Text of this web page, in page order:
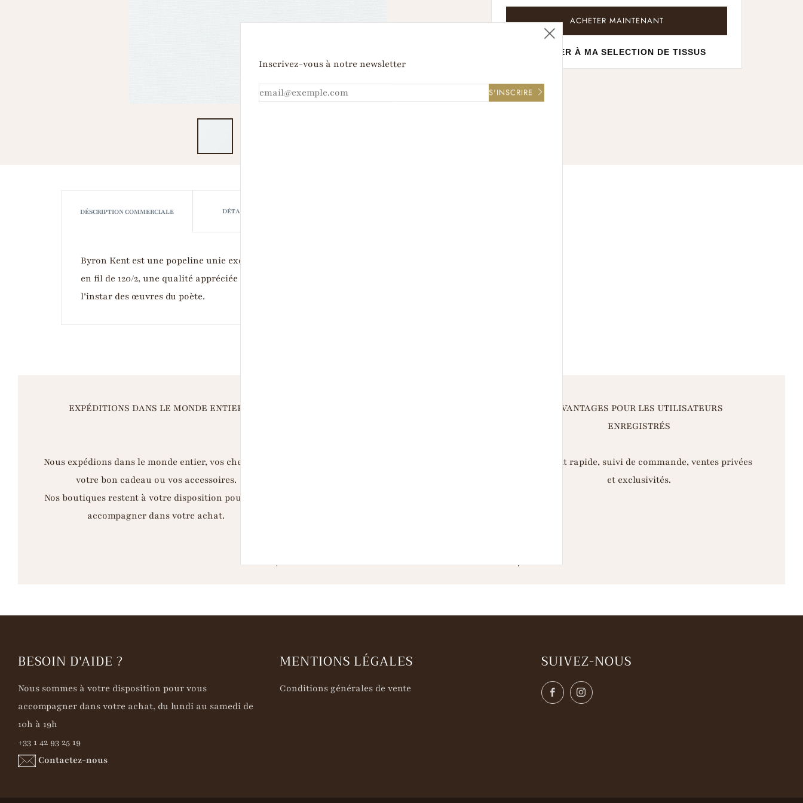
ACHETER MAINTENANT
AJOUTER À MA SELECTION DE TISSUS
DÉSCRIPTION COMMERCIALE DÉTAILS TECHNIQUES
Byron Kent est une popeline unie exceptionnelle de Thomas Mason d’un compte
en fil de 120/2, une qualité appréciée tant par les hommes que par les femmes, à
l’instar des œuvres du poète.
EXPÉDITIONS DANS LE MONDE ENTIER
Nous expédions dans le monde entier, vos chemises,
votre bon cadeau ou vos accessoires.
Nos boutiques restent à votre disposition pour vous
accompagner dans votre achat.
AVANTAGES POUR LES UTILISATEURS
ENREGISTRÉS
Paiement rapide, suivi de commande, ventes privées
et exclusivités.
BESOIN D'AIDE ?
Nous sommes à votre disposition pour vous
accompagner dans votre achat, du lundi au samedi de
10h à 19h
+33 1 42 93 25 19
Contactez-nous
MENTIONS LÉGALES
Conditions générales de vente
SUIVEZ-NOUS
FacebookInstagram
Fermer
Inscrivez-vous à notre newsletter
S'INSCRIRE